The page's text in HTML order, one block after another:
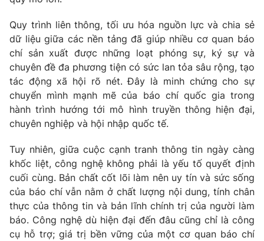
Quy trình liên thông, tối ưu hóa nguồn lực và chia sẻ
dữ liệu giữa các nền tảng đã giúp nhiều cơ quan báo
chí sản xuất được những loạt phóng sự, ký sự và
chuyên đề đa phương tiện có sức lan tỏa sâu rộng, tạo
tác động xã hội rõ nét. Đây là minh chứng cho sự
chuyển mình mạnh mẽ của báo chí quốc gia trong
hành trình hướng tới mô hình truyền thông hiện đại,
chuyên nghiệp và hội nhập quốc tế.
Tuy nhiên, giữa cuộc cạnh tranh thông tin ngày càng
khốc liệt, công nghệ không phải là yếu tố quyết định
cuối cùng. Bản chất cốt lõi làm nên uy tín và sức sống
của báo chí vẫn nằm ở chất lượng nội dung, tính chân
thực của thông tin và bản lĩnh chính trị của người làm
báo. Công nghệ dù hiện đại đến đâu cũng chỉ là công
cụ hỗ trợ; giá trị bền vững của một cơ quan báo chí